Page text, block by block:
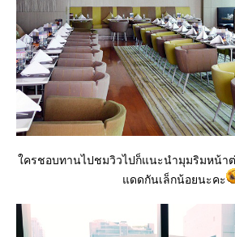
ครชอบทานไปชมวิวไปก็แนะนำมุมริมหน้าต่
ดดกันเล็กน้อยนะคะ